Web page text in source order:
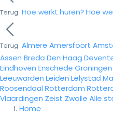
Terug Hoe werkt huren? Hoe
Terug Almere Amersfoort
Assen Breda Den Haag
Eindhoven Enschede Groningen
Leeuwarden Leiden Lelystad
Roosendaal Rotterdam
Vlaardingen Zeist Zwolle Alle
Home